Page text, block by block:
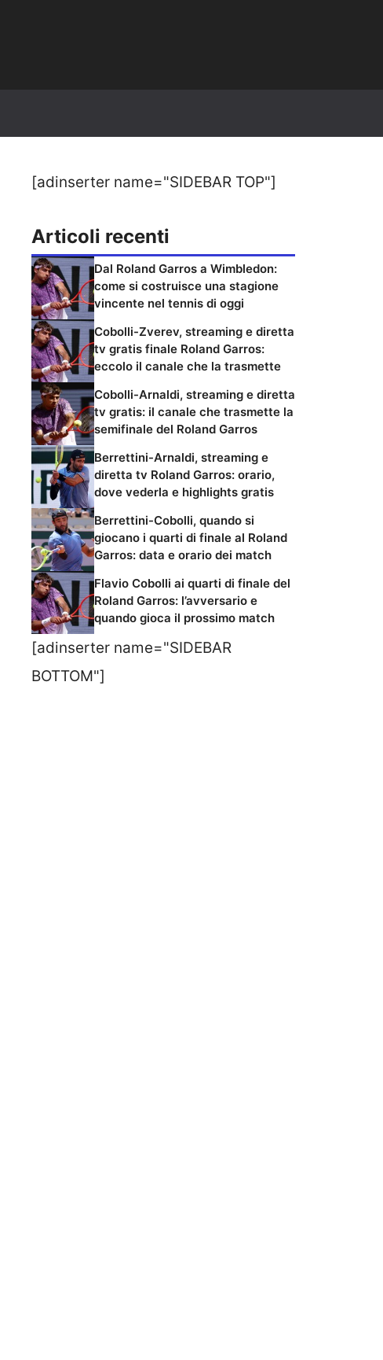
[adinserter name="SIDEBAR TOP"]
Articoli recenti
Dal Roland Garros a Wimbledon:
come si costruisce una stagione
vincente nel tennis di oggi
Cobolli-Zverev, streaming e diretta
tv gratis finale Roland Garros:
eccolo il canale che la trasmette
Cobolli-Arnaldi, streaming e diretta
tv gratis: il canale che trasmette la
semifinale del Roland Garros
Berrettini-Arnaldi, streaming e
diretta tv Roland Garros: orario,
dove vederla e highlights gratis
Berrettini-Cobolli, quando si
giocano i quarti di finale al Roland
Garros: data e orario dei match
Flavio Cobolli ai quarti di finale del
Roland Garros: l’avversario e
quando gioca il prossimo match
[adinserter name="SIDEBAR
BOTTOM"]